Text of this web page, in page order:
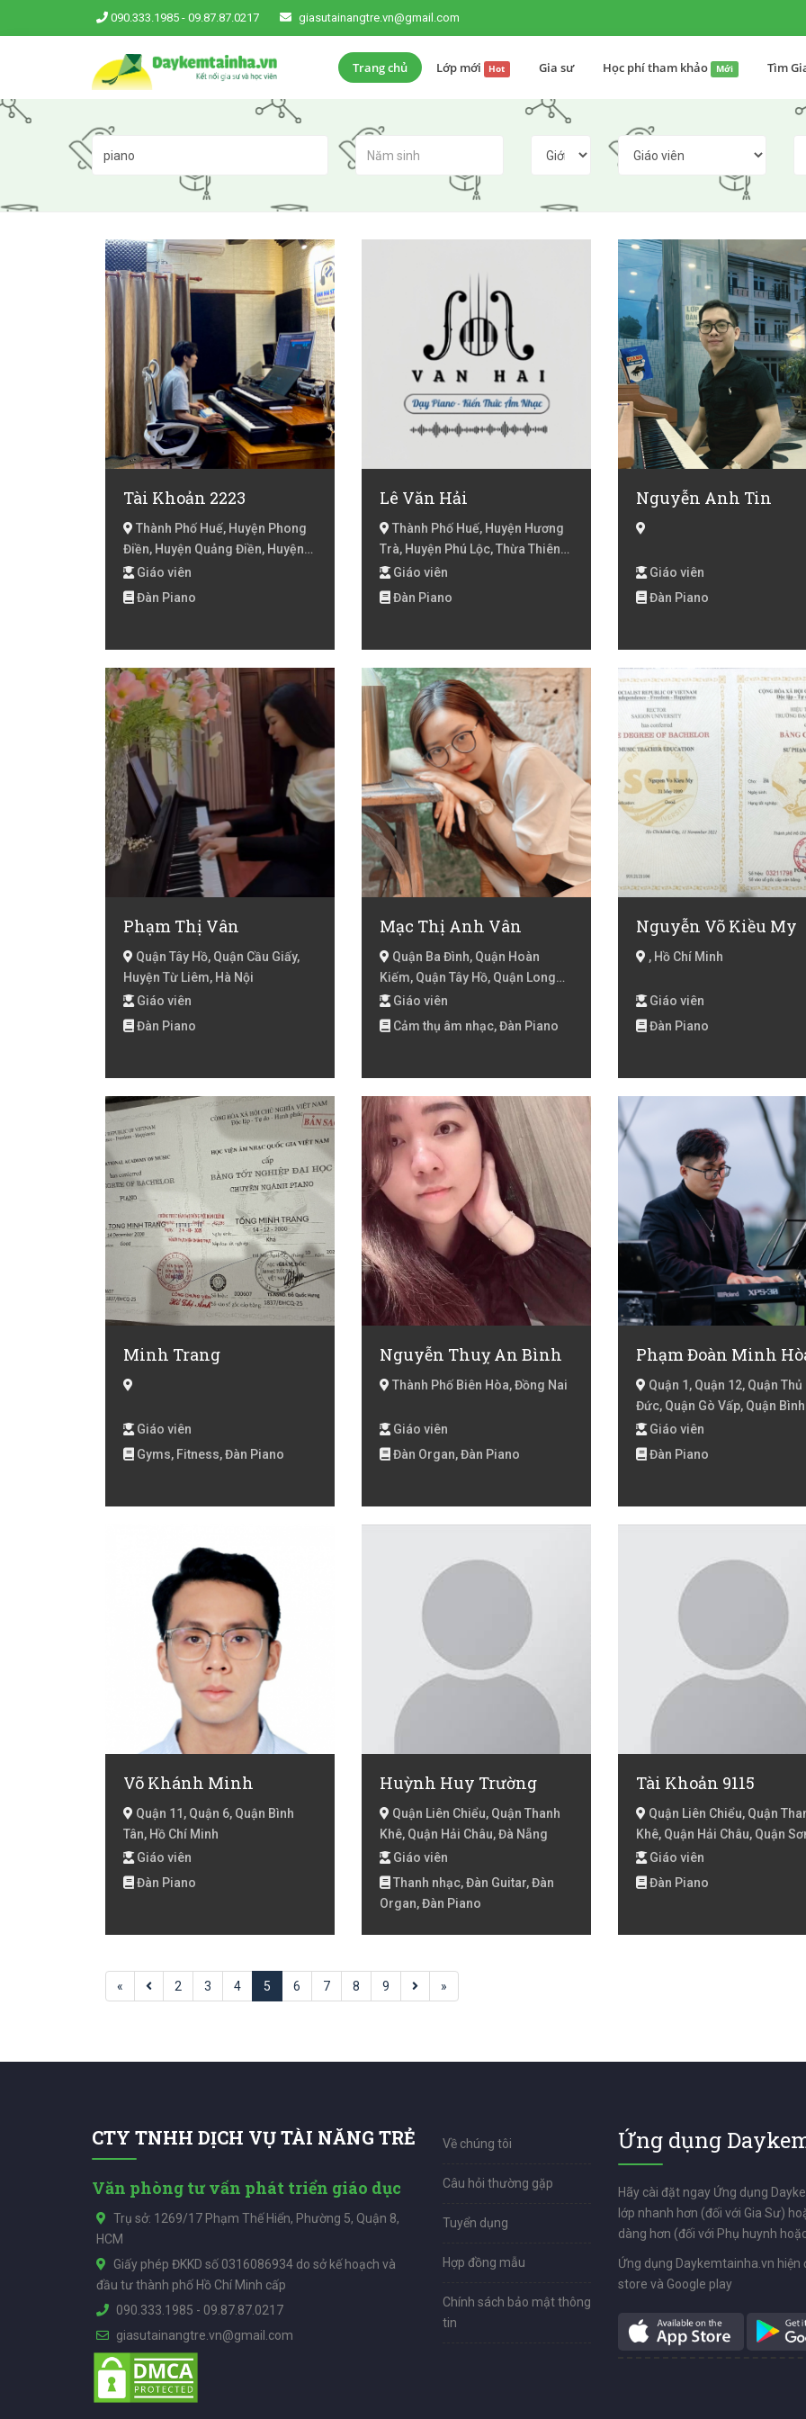
090.333.1985 - 09.87.87.0217 giasutainangtre.vn@gmail.com
Trang chủ Lớp mới Hot Gia sư Học phí tham khảo Mới Tìm
Tài Khoản 2223
Thành Phố Huế, Huyện Phong
Điền, Huyện Quảng Điền, Huyện
Phú Vang, Huyện Hương Thủy,
Huyện Hương Trà, Huyện A Lưới,
Giáo viên
Đàn Piano
Lê Văn Hải
Thành Phố Huế, Huyện Hương
Trà, Huyện Phú Lộc, Thừa Thiên
HuếGiáo viên
Đàn Piano
Nguyễn Anh Tin
Giáo viên
Đàn Piano
Phạm Thị Vân
Quận Tây Hồ, Quận Cầu Giấy,
Huyện Từ Liêm, Hà Nội
Giáo viên
Đàn Piano
Mạc Thị Anh Vân
Quận Ba Đình, Quận Hoàn
Kiếm, Quận Tây Hồ, Quận Long
Biên, Quận Cầu Giấy, Quận Đống
Đa, Quận Hai Bà Trưng, Hà Nội
Giáo viên
Cảm thụ âm nhạc, Đàn Piano
Nguyễn Võ Kiều My
, Hồ Chí Minh
Giáo viên
Đàn Piano
Minh Trang
Giáo viên
Gyms, Fitness, Đàn Piano
Nguyễn Thuỵ An Bình
Thành Phố Biên Hòa, Đồng Nai
Giáo viên
Đàn Organ, Đàn Piano
Phạm Đoàn Minh
Quận 1, Quận 12, Quận Thủ
Đức, Quận Gò Vấp, Quận Bình
Thạnh, Quận 3, Hồ Chí Minh
Giáo viên
Đàn Piano
Võ Khánh Minh
Quận 11, Quận 6, Quận Bình
Tân, Hồ Chí Minh
Giáo viên
Đàn Piano
Huỳnh Huy Trường
Quận Liên Chiểu, Quận Thanh
Khê, Quận Hải Châu, Đà Nẵng
Giáo viên
Thanh nhạc, Đàn Guitar, Đàn
Organ, Đàn Piano
Tài Khoản 9115
Quận Liên Chiểu, Quận
Khê, Quận Hải Châu, Quận
Trà, Quận Ngũ Hành Sơn,
Cẩm Lệ, Huyện Hoà Vang,
Giáo viên
Đàn Piano
« 2 3 4 5 6 7 8 9 »
CTY TNHH DỊCH VỤ TÀI NĂNG TRẺ
Văn phòng tư vấn phát triển giáo dục
Trụ sở: 1269/17 Phạm Thế Hiển, Phường 5, Quận 8,
HCM
Giấy phép ĐKKD số 0316086934 do sở kế hoạch và
đầu tư thành phố Hồ Chí Minh cấp
090.333.1985 - 09.87.87.0217
giasutainangtre.vn@gmail.com
Về chúng tôi
Câu hỏi thường gặp
Tuyển dụng
Hợp đồng mẫu
Chính sách bảo mật thông
tin
Ứng dụng
Hãy cài đặt ngay Ứng dụng
lớp nhanh hơn (đối với Gia Sư)
dàng hơn (đối với Phụ huynh
Ứng dụng Daykemtainha.vn
store và Google play